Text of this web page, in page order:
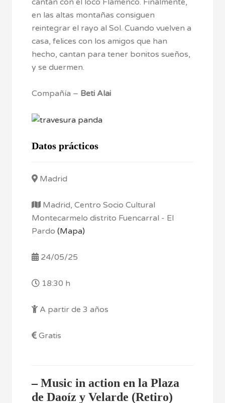
cantan con el loco Flamenco. Finalmente,
en las altas montañas consiguen
reintegrar el rayo al Sol. Cuando vuelven a
casa, felices con los amigos que han
hecho, cantan para tener bonitos sueños,
y se duermen.
Compañía – Beti Alai
Datos prácticos
Madrid
Madrid, Centro Socio Cultural
Montecarmelo distrito Fuencarral - El
Pardo(Mapa)
24/05/25
18:30 h
A partir de 3 años
Gratis
–Music in action en la Plaza
de Daoíz y Velarde (Retiro)